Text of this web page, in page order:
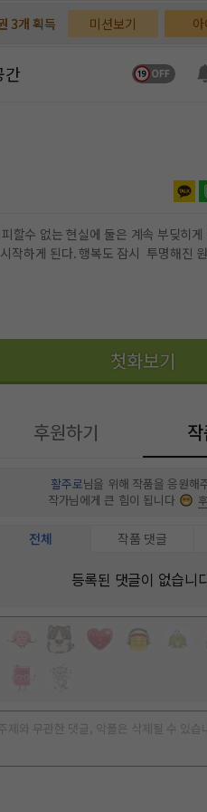
3개 획득
3개 획득
3일 획득
3일 획득
코인 획득
코인 획득
미션보기 아
간
첫화보기
후원하기
활주로님을 위해 작품을 응원해
작가님에게 큰 힘이 됩니다
전체 작품 댓글
등록된 댓글이 없습니